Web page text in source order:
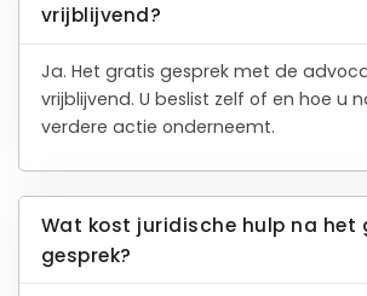
vrijblijvend?
Ja. Het gratis gesprek met de
vrijblijvend. U beslist zelf of en hoe u
verdere actie onderneemt.
Wat kost juridische hulp na het
gesprek?